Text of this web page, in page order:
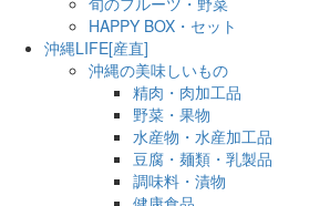
HAPPY BOX・セット
沖縄LIFE[産直]
沖縄の美味しいもの
精肉・肉加工品
野菜・果物
水産物・水産加工品
豆腐・麺類・乳製品
調味料・漬物